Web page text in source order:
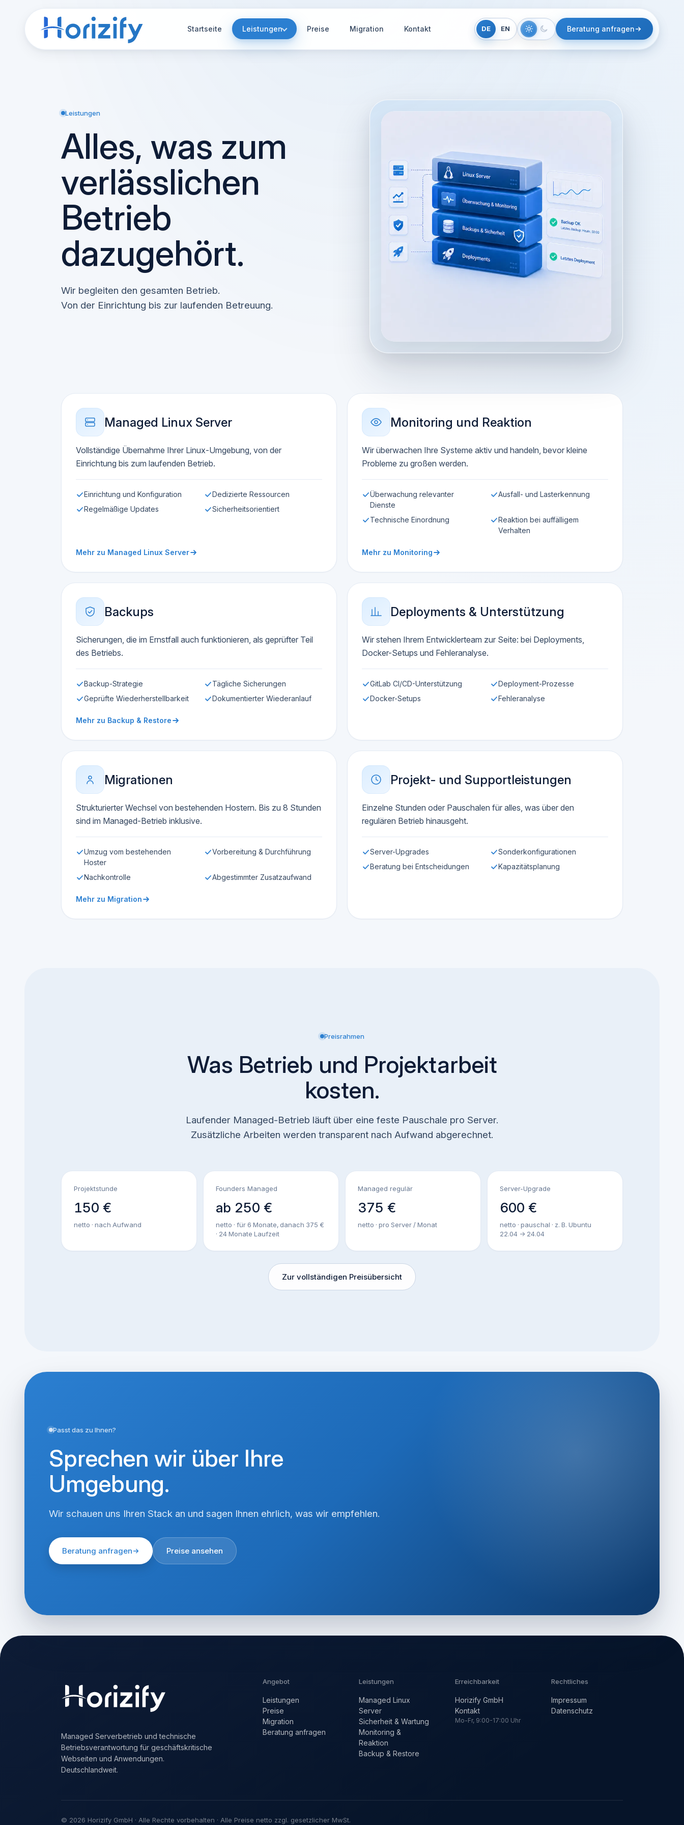
Startseite Leistungen Preise Migration Kontakt DE EN Beratung anfragen
Leistungen
Alles, was zum
verlässlichen
Betrieb
dazugehört.
Wir begleiten den gesamten Betrieb.
Von der Einrichtung bis zur laufenden Betreuung.
Managed Linux Server
Vollständige Übernahme Ihrer Linux-Umgebung, von der
Einrichtung bis zum laufenden Betrieb.
Einrichtung und Konfiguration
Dedizierte Ressourcen
Regelmäßige Updates
Sicherheitsorientiert
Mehr zu Managed Linux Server
Monitoring und Reaktion
Wir überwachen Ihre Systeme aktiv und handeln, bevor kleine
Probleme zu großen werden.
Überwachung relevanter
Dienste
Ausfall- und Lasterkennung
Technische Einordnung
Reaktion bei auffälligem
Verhalten
Mehr zu Monitoring
Backups
Sicherungen, die im Ernstfall auch funktionieren, als geprüfter Teil
des Betriebs.
Backup-Strategie
Tägliche Sicherungen
Geprüfte Wiederherstellbarkeit
Dokumentierter Wiederanlauf
Mehr zu Backup & Restore
Deployments & Unterstützung
Wir stehen Ihrem Entwicklerteam zur Seite: bei Deployments,
Docker-Setups und Fehleranalyse.
GitLab CI/CD-Unterstützung
Deployment-Prozesse
Docker-Setups
Fehleranalyse
Migrationen
Strukturierter Wechsel von bestehenden Hostern. Bis zu 8 Stunden
sind im Managed-Betrieb inklusive.
Umzug vom bestehenden
Hoster
Vorbereitung & Durchführung
Nachkontrolle Abgestimmter Zusatzaufwand
Mehr zu Migration
Projekt- und Supportleistungen
Einzelne Stunden oder Pauschalen für alles, was über den
regulären Betrieb hinausgeht.
Server-Upgrades
Sonderkonfigurationen
Beratung bei Entscheidungen
Kapazitätsplanung
Preisrahmen
Was Betrieb und Projektarbeit
kosten.
Laufender Managed-Betrieb läuft über eine feste Pauschale pro Server.
Zusätzliche Arbeiten werden transparent nach Aufwand abgerechnet.
Projektstunde
150 €
netto · nach Aufwand
Founders Managed
ab 250 €
netto · für 6 Monate, danach 375 €
· 24 Monate Laufzeit
Managed regulär
375 €
netto · pro Server / Monat
Server-Upgrade
600 €
netto · pauschal · z. B. Ubuntu
22.04 -> 24.04
Zur vollständigen Preisübersicht
Passt das zu Ihnen?
Sprechen wir über Ihre
Umgebung.
Wir schauen uns Ihren Stack an und sagen Ihnen ehrlich, was wir empfehlen.
Beratung anfragen Preise ansehen
Managed Serverbetrieb und technische
Betriebsverantwortung für geschäftskritische
Webseiten und Anwendungen.
Deutschlandweit.
Angebot
Leistungen
Preise
Migration
Beratung anfragen
Leistungen
Managed Linux
Server
Sicherheit & Wartung
Monitoring &
Reaktion
Backup & Restore
Erreichbarkeit
Horizify GmbH
Kontakt
Mo-Fr, 9:00-17:00 Uhr
Rechtliches
Impressum
Datenschutz
© 2026 Horizify GmbH · Alle Rechte vorbehalten · Alle Preise netto zzgl. gesetzlicher MwSt.